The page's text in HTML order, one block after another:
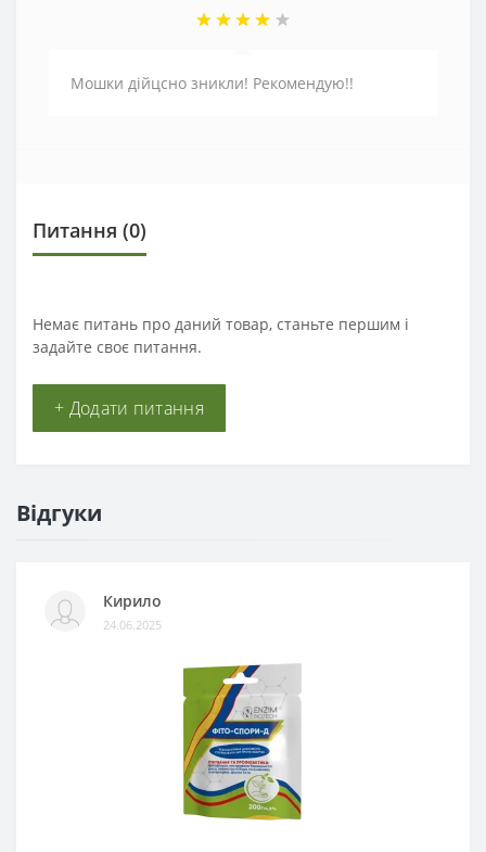
Мошки дійцсно зникли! Рекомендую!!
Питання (0)
Немає питань про даний товар, станьте першим і
задайте своє питання.
+ Додати питання
Відгуки
Кирило
24.06.2025